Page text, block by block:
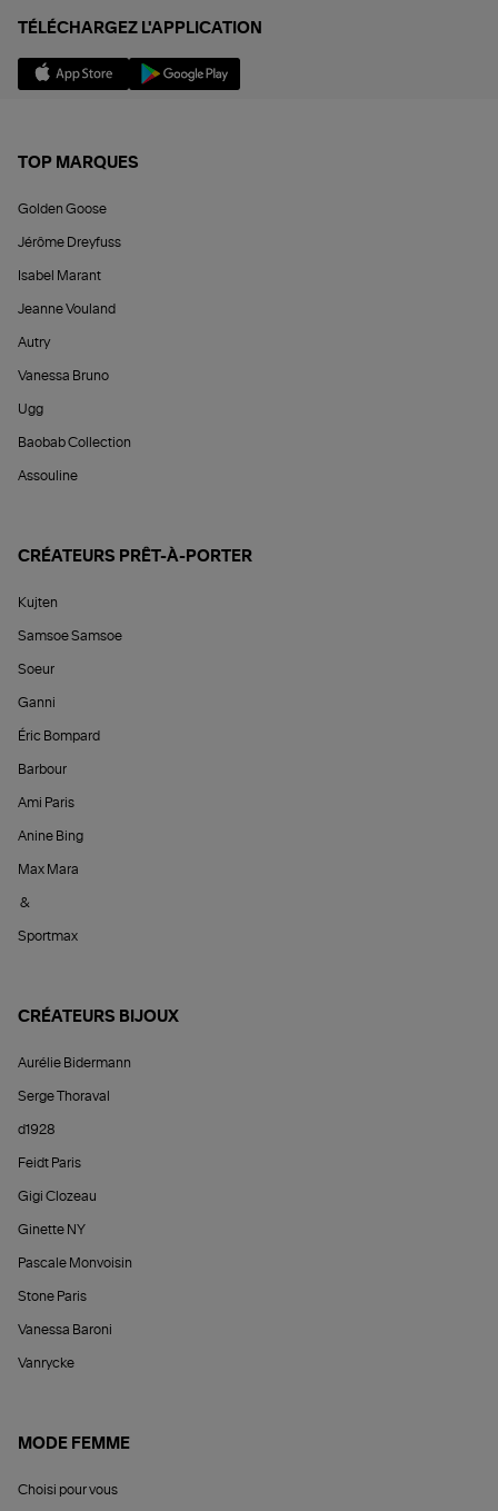
TÉLÉCHARGEZ L'APPLICATION
TOP MARQUES
Golden Goose
Jérôme Dreyfuss
Isabel Marant
Jeanne Vouland
Autry
Vanessa Bruno
Ugg
Baobab Collection
Assouline
CRÉATEURS PRÊT-À-PORTER
Kujten
Samsoe Samsoe
Soeur
Ganni
Éric Bompard
Barbour
Ami Paris
Anine Bing
Max Mara
&
Sportmax
CRÉATEURS BIJOUX
Aurélie Bidermann
Serge Thoraval
d1928
Feidt Paris
Gigi Clozeau
Ginette NY
Pascale Monvoisin
Stone Paris
Vanessa Baroni
Vanrycke
MODE FEMME
Choisi pour vous